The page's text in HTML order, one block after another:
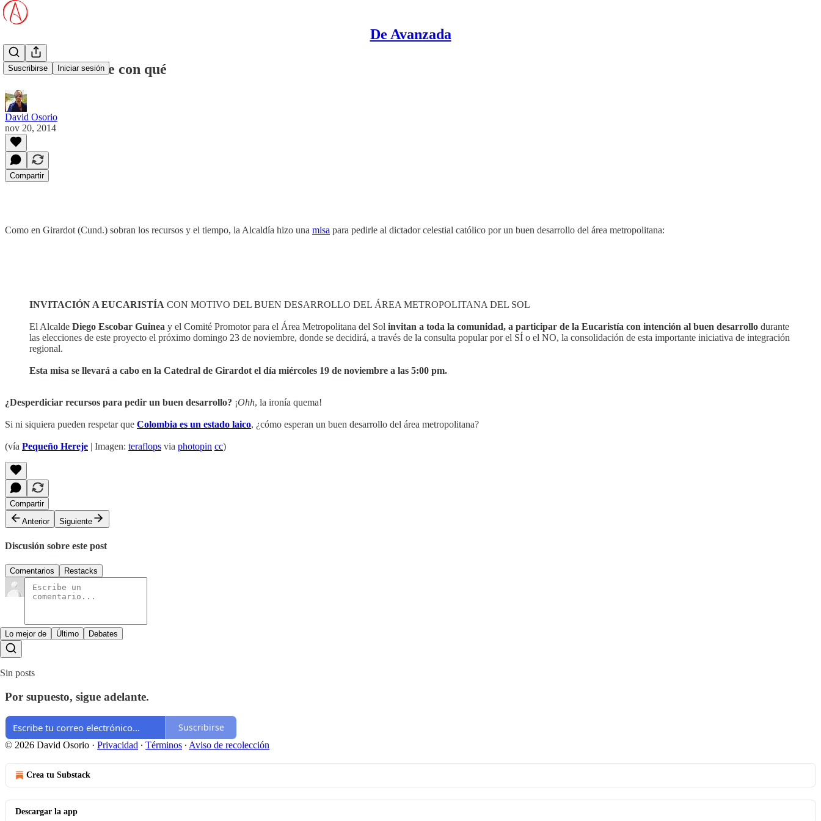
De Avanzada
Suscribirse Iniciar sesión
Girardot no tiene con qué
David Osorio
nov 20, 2014
Compartir
Como en Girardot (Cund.) sobran los recursos y el tiempo, la Alcaldía hizo una misa para pedirle al dictador celestial católico por un buen desarrollo del área metropolitana:
INVITACIÓN A EUCARISTÍA CON MOTIVO DEL BUEN DESARROLLO DEL ÁREA METROPOLITANA DEL SOL
El Alcalde Diego Escobar Guinea y el Comité Promotor para el Área Metropolitana del Sol invitan a toda la comunidad, a participar de la Eucaristía con intención al buen desarrollo durante
las elecciones de este proyecto el próximo domingo 23 de noviembre, donde se decidirá, a través de la consulta popular por el SÍ o el NO, la consolidación de esta importante iniciativa de integración
regional.
Esta misa se llevará a cabo en la Catedral de Girardot el día miércoles 19 de noviembre a las 5:00 pm.
¿Desperdiciar recursos para pedir un buen desarrollo? ¡Ohh, la ironía quema!
Si ni siquiera pueden respetar que Colombia es un estado laico, ¿cómo esperan un buen desarrollo del área metropolitana?
(vía Pequeño Hereje | Imagen: teraflops via photopin cc)
Compartir
Anterior
Siguiente
Discusión sobre este post
Comentarios Restacks
Lo mejor de Último Debates
Sin posts
Por supuesto, sigue adelante.
Suscribirse
© 2026 David Osorio · Privacidad ∙ Términos ∙ Aviso de recolección
Crea tu Substack
Descargar la app